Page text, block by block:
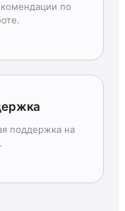
по
поддержка на